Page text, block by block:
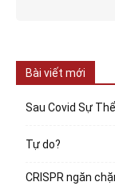
Bài viết mới
Sau Covid Sự
Tự do?
CRISPR ngăn